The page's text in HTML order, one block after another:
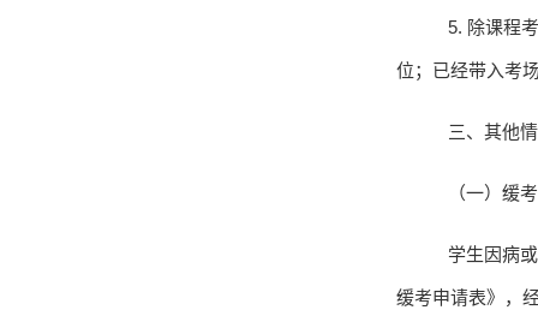
5. 除课程
位；已经带入考
三、其他
（一）缓
学生因病
缓考申请表》，